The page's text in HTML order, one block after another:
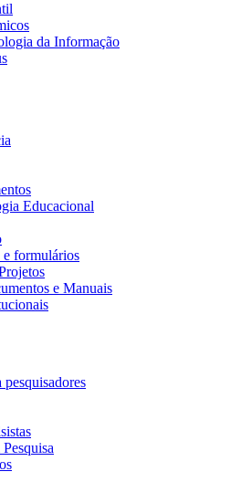
da Informação
Educacional
e formulários
e Manuais